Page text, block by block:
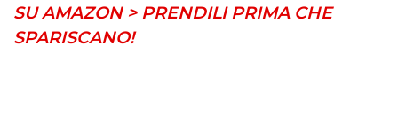
SU AMAZON > PRENDILI PRIMA CHE
SPARISCANO!